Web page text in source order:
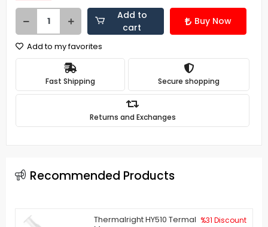
Add to
cart
Buy Now
Add to my favorites
Fast Shipping Secure shopping
Returns and Exchanges
Recommended Products
Thermalright HY510 Termal %31 Discount